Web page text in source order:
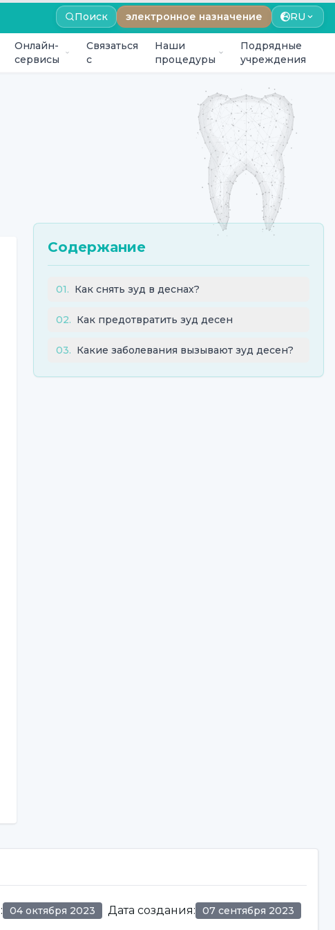
Поиск электронное назначение RU
Онлайн-
сервисы
Связаться
с
Наши
процедуры
Подрядные
учреждения
Содержание
01. Как снять зуд в деснах?
02. Как предотвратить зуд десен
03. Какие заболевания вызывают зуд десен?
: 04 октября 2023 Дата создания: 07 сентября 2023